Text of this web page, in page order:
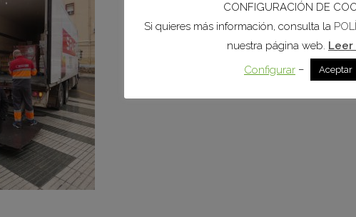
CONFIGURACIÓN DE
Si quieres más información, consulta la
nuestra página web. Leer
Configurar – Aceptar